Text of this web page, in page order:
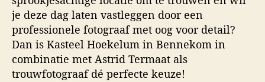
je deze dag laten vastleggen door een
professionele fotograaf met oog voor detail?
Dan is Kasteel Hoekelum in Bennekom in
combinatie met Astrid Termaat als
trouwfotograaf dé perfecte keuze!